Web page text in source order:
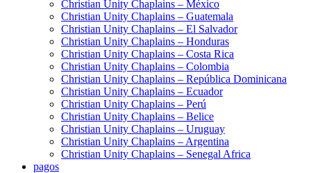
Christian Unity Chaplains – México
Christian Unity Chaplains – Guatemala
Christian Unity Chaplains – El Salvador
Christian Unity Chaplains – Honduras
Christian Unity Chaplains – Costa Rica
Christian Unity Chaplains – Colombia
Christian Unity Chaplains – República Dominicana
Christian Unity Chaplains – Ecuador
Christian Unity Chaplains – Perú
Christian Unity Chaplains – Belice
Christian Unity Chaplains – Uruguay
Christian Unity Chaplains – Argentina
Christian Unity Chaplains – Senegal Africa
pagos